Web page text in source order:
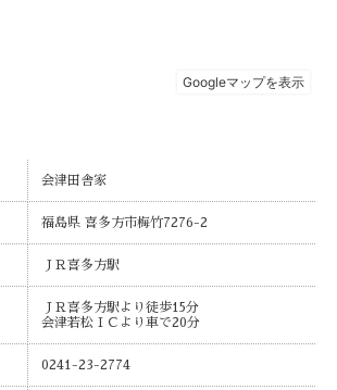
会津田舎家
福島県 喜多方市梅竹7276-2
ＪＲ喜多方駅
ＪＲ喜多方駅より徒歩15分
会津若松ＩＣより車で20分
0241-23-2774